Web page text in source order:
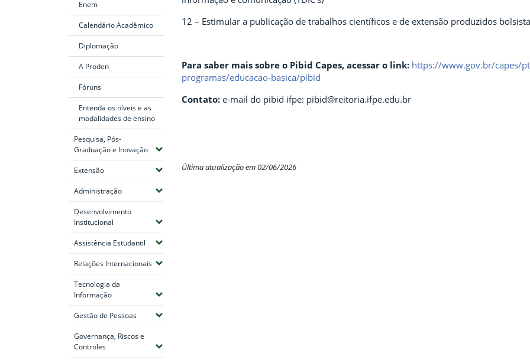
Enem
Calendário Acadêmico
Diplomação
A Proden
Fóruns
Entenda os níveis e as
modalidades de ensino
Pesquisa, Pós-
Graduação e Inovação(Expandir submenus)
Extensão(Expandir submenus)
Administração(Expandir submenus)
Desenvolvimento
Institucional (Expandir submenus)
Assistência Estudantil (Expandir submenus)
Relações Internacionais(Expandir submenus)
Tecnologia da
Informação(Expandir submenus)
Gestão de Pessoas(Expandir submenus)
Governança, Riscos e
Controles(Expandir submenus)
12 – Estimular a publicação de trabalhos científicos e de extensão produzidos
Para saber mais sobre o Pibid Capes, acessar o link: https://www.gov.br/capes/
programas/educacao-basica/pibid
Contato: e-mail do pibid ifpe: pibid@reitoria.ifpe.edu.br
Última atualização em 02/06/2026